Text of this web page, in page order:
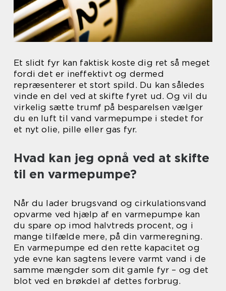
Et slidt fyr kan faktisk koste dig ret så meget
fordi det er ineffektivt og dermed
repræsenterer et stort spild. Du kan således
vinde en del ved at skifte fyret ud. Og vil du
virkelig sætte trumf på besparelsen vælger
du en luft til vand varmepumpe i stedet for
et nyt olie, pille eller gas fyr.
Hvad kan jeg opnå ved at skifte
til en varmepumpe?
Når du lader brugsvand og cirkulationsvand
opvarme ved hjælp af en varmepumpe kan
du spare op imod halvtreds procent, og i
mange tilfælde mere, på din varmeregning.
En varmepumpe ed den rette kapacitet og
yde evne kan sagtens levere varmt vand i de
samme mængder som dit gamle fyr – og det
blot ved en brøkdel af dettes forbrug.